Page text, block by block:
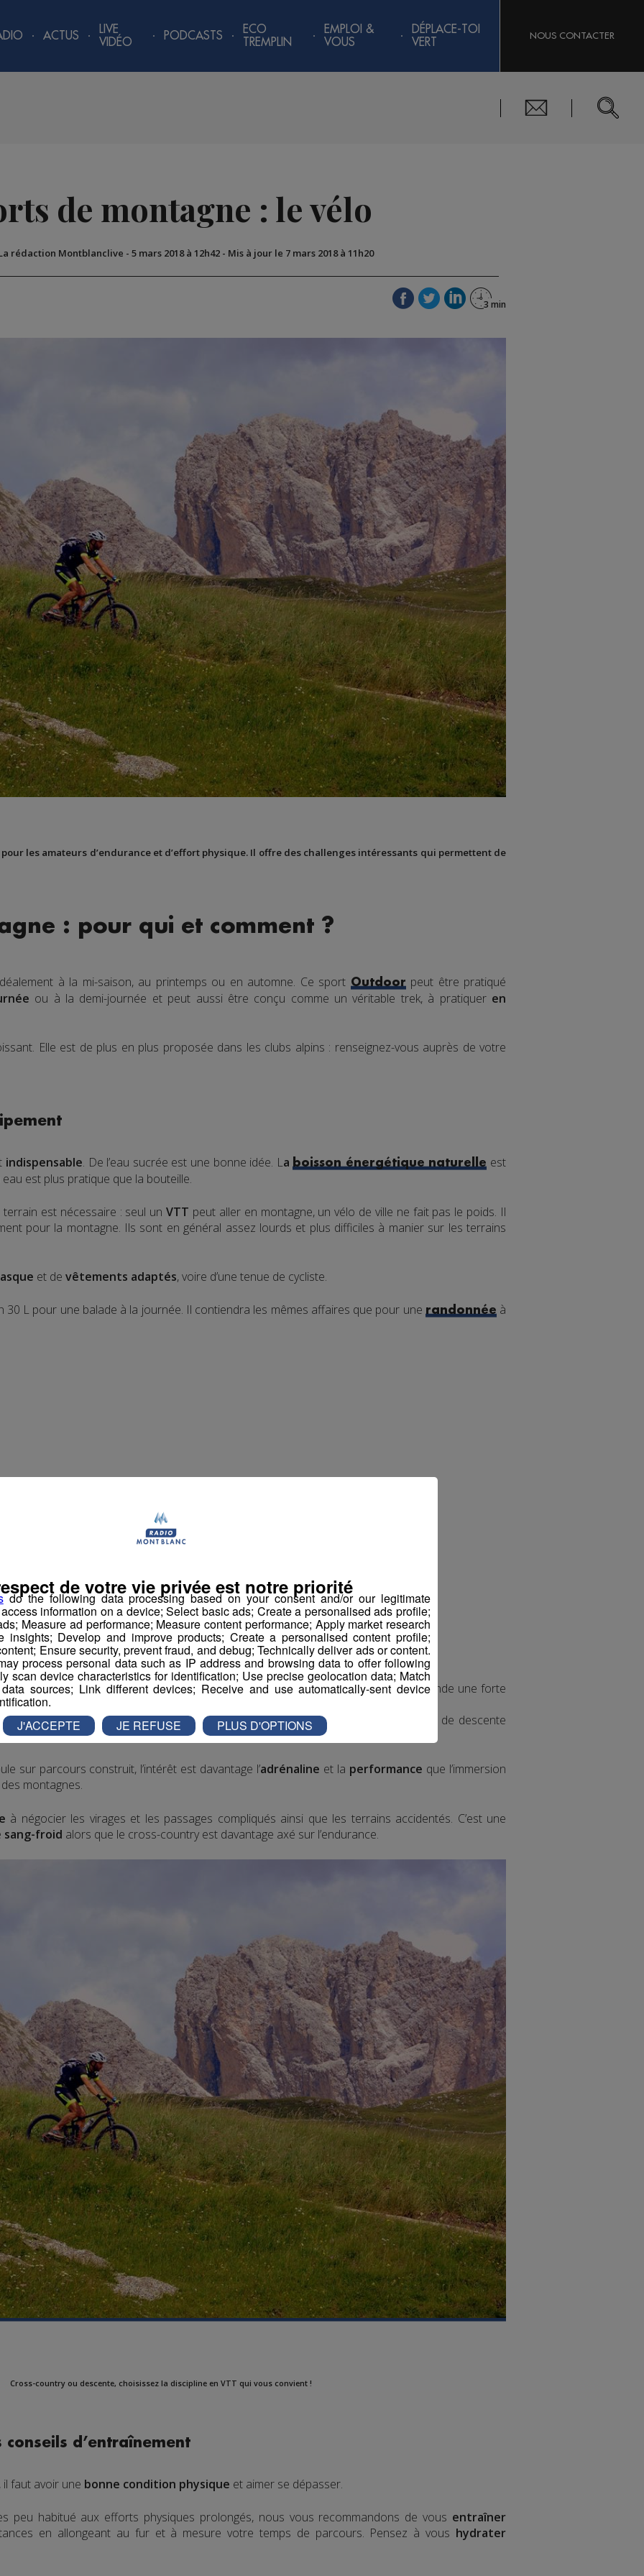
ACTUS
LIVE
VIDÉO
PODCASTS
ECO
TREMPLIN
EMPLOI &
VOUS
DÉPLACE-TOI
VERT
NOUS CONTACTER
de montagne : le vélo
rédaction Montblanclive - 5 mars 2018 à 12h42- Mis à jour le 7 mars 2018 à 11h20
les amateurs d’endurance et d’effort physique. Il offre des challenges intéressants qui permettent de
: pour qui et comment ?
à la mi-saison, au printemps ou en automne. Ce sport Outdoor peut être pratiqué
ou à la demi-journée et peut aussi être conçu comme un véritable trek, à pratiquer en
Elle est de plus en plus proposée dans les clubs alpins : renseignez-vous auprès de votre
indispensable. De l’eau sucrée est une bonne idée. La boisson énergétique naturelle est
est plus pratique que la bouteille.
est nécessaire : seul unVTT peut aller en montagne, un vélo de ville ne fait pas le poids. Il
pour la montagne. Ils sont en général assez lourds et plus difficiles à manier sur les terrains
et de vêtements adaptés, voire d’une tenue de cycliste.
30 L pour une balade à la journée. Il contiendra les mêmes affaires que pour une randonnée à
montagne
de disciplines : le cross-country et la descente.
étroits dans des espaces naturels montagneux et semi-montagneux et demande une forte
Olympique depuis 1996.
de vélo de montagne, qui attire les amateurs desensations fortes
. Les parcours de descente
toutes pièces.
sur parcours construit, l’intérêt est davantage l’adrénaline et la performance que l’immersion
des montagnes.
à négocier les virages et les passages compliqués ainsi que les terrains accidentés. C’est une
sang-froid alors que le cross-country est davantage axé sur l’endurance.
Cross-country ou descente, choisissez la discipline en VTT qui vous convient !
d’entraînement
faut avoir une bonne condition physique et aimer se dépasser.
peu habitué aux efforts physiques prolongés, nous vous recommandons de vous entraîner
en allongeant au fur et à mesure votre temps de parcours. Pensez à vous hydrater
do the following data processing based on your consent and/or our legitimate
information on a device; Select basic ads; Create a personalised ads profile;
Measure ad performance; Measure content performance; Apply market research
insights; Develop and improve products; Create a personalised content profile;
Ensure security, prevent fraud, and debug; Technically deliver ads or content.
process personal data such as IP address and browsing data to offer following
scan device characteristics for identification; Use precise geolocation data; Match
sources; Link different devices; Receive and use automatically-sent device
de votre vie privée est notre priorité
J'ACCEPTE JE REFUSE PLUS D'OPTIONS